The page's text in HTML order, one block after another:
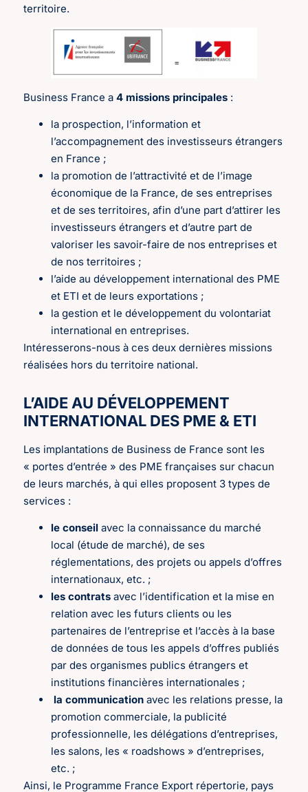
territoire.
Business France a4 missions principales :
la prospection, l’information et
l’accompagnement des investisseurs étrangers
en France ;
la promotion de l’attractivité et de l’image
économique de la France, de ses entreprises
et de ses territoires, afin d’une part d’attirer les
investisseurs étrangers et d’autre part de
valoriser les savoir-faire de nos entreprises et
de nos territoires ;
l’aide au développement international des PME
et ETI et de leurs exportations ;
la gestion et le développement du volontariat
international en entreprises.
Intéresserons-nous à ces deux dernières missions
réalisées hors du territoire national.
L’AIDE AU DÉVELOPPEMENT
INTERNATIONAL DES PME & ETI
Les implantations de Business de France sont les
« portes d’entrée » des PME françaises sur chacun
de leurs marchés, à qui elles proposent 3 types de
services :
le conseil avec la connaissance du marché
local (étude de marché), de ses
réglementations, des projets ou appels d’offres
internationaux, etc. ;
les contrats avec l’identification et la mise en
relation avec les futurs clients ou les
partenaires de l’entreprise et l’accès à la base
de données de tous les appels d’offres publiés
par des organismes publics étrangers et
institutions financières internationales ;
la communication avec les relations presse, la
promotion commerciale, la publicité
professionnelle, les délégations d’entreprises,
les salons, les « roadshows » d’entreprises,
etc. ;
Ainsi, le Programme France Export répertorie, pays